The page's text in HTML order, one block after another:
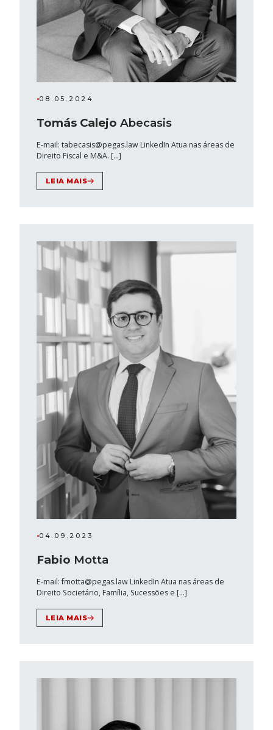
•08.05.2024
Tomás Calejo Abecasis
E-mail: tabecasis@pegas.law LinkedIn Atua nas áreas de
Direito Fiscal e M&A. […]
LEIA MAIS
•04.09.2023
Fabio Motta
E-mail: fmotta@pegas.law LinkedIn Atua nas áreas de
Direito Societário, Família, Sucessões e […]
LEIA MAIS